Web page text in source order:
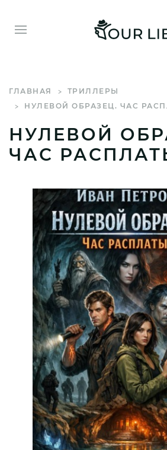
ГЛАВНАЯ
ТРИЛЛЕРЫ
НУЛЕВОЙ ОБРАЗЕЦ. ЧАС
НУЛЕВОЙ
ЧАС